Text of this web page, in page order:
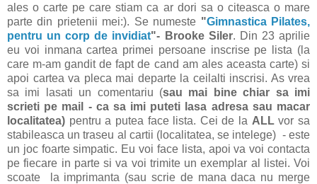
ales o carte pe care stiam ca ar dori sa o citeasca o mare
parte din prietenii mei:). Se numeste "Gimnastica Pilates,
pentru un corp de invidiat"- Brooke Siler. Din 23 aprilie
eu voi inmana cartea primei persoane inscrise pe lista (la
care m-am gandit de fapt de cand am ales aceasta carte) si
apoi cartea va pleca mai departe la ceilalti inscrisi. As vrea
sa imi lasati un comentariu (sau mai bine chiar sa imi
scrieti pe mail - ca sa imi puteti lasa adresa sau macar
localitatea) pentru a putea face lista. Cei de la ALLvor sa
stabileasca un traseu al cartii (localitatea, se intelege) - este
un joc foarte simpatic. Eu voi face lista, apoi va voi contacta
pe fiecare in parte si va voi trimite un exemplar al listei. Voi
scoate la imprimanta (sau scrie de mana daca nu merge